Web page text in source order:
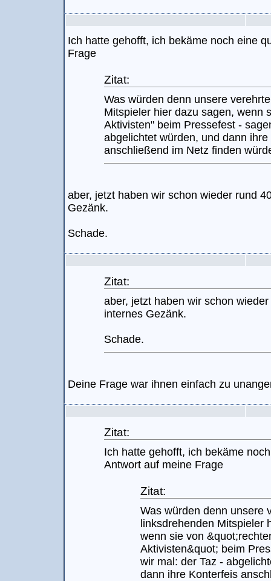
Ich hatte gehofft, ich bekäme noch eine
Frage
Zitat:
Was würden denn unsere
Mitspieler hier dazu sagen, wenn
Aktivisten" beim Pressefest -
abgelichtet würden, und dann
anschließend im Netz finden
aber, jetzt haben wir schon wieder rund
Gezänk.
Schade.
Zitat:
aber, jetzt haben wir schon
internes Gezänk.
Schade.
Deine Frage war ihnen einfach zu
Zitat:
Ich hatte gehofft, ich bekäme
Antwort auf meine Frage
Zitat:
Was würden denn unsere
linksdrehenden Mitspieler
wenn sie von
Aktivisten&quot; beim
wir mal: der Taz -
dann ihre Konterfeis